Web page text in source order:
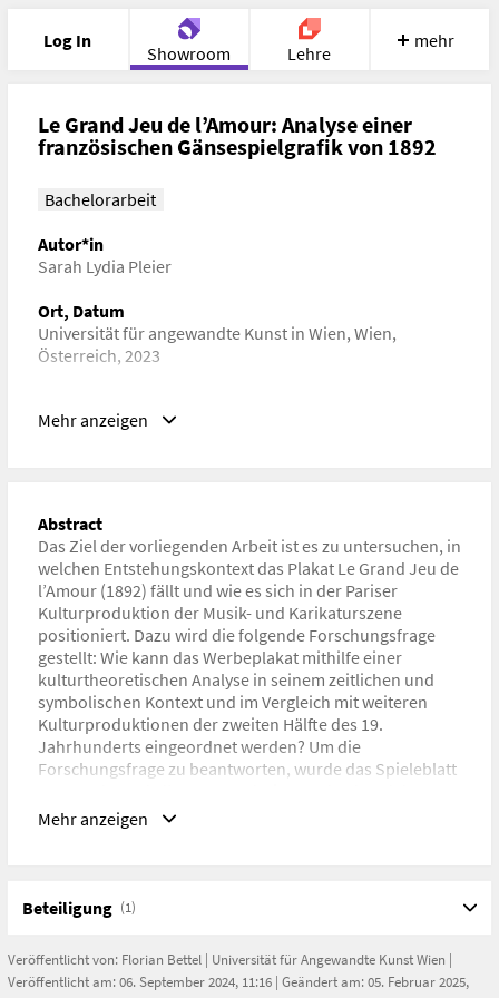
Log In
Showroom Lehre
Portfolio Image Cloud
mehr
Le Grand Jeu de l’Amour: Analyse einer
französischen Gänsespielgrafik von 1892
Bachelorarbeit
Autor*in
Sarah Lydia Pleier
Ort, Datum
Universität für angewandte Kunst in Wien, Wien,
Österreich, 2023
Kulturgeschichte, Kulturwissenschaft, Spielforschung
Mehr anzeigen
Abstract
Das Ziel der vorliegenden Arbeit ist es zu untersuchen, in
welchen Entstehungskontext das Plakat Le Grand Jeu de
l’Amour (1892) fällt und wie es sich in der Pariser
Kulturproduktion der Musik- und Karikaturszene
positioniert. Dazu wird die folgende Forschungsfrage
gestellt: Wie kann das Werbeplakat mithilfe einer
kulturtheoretischen Analyse in seinem zeitlichen und
symbolischen Kontext und im Vergleich mit weiteren
Kulturproduktionen der zweiten Hälfte des 19.
Jahrhunderts eingeordnet werden? Um die
Forschungsfrage zu beantworten, wurde das Spieleblatt
drei weitere Vergleiche durchgeführt: Es wurde, erstens,
eine Parallele zu dem satirischen Wochenblatt Le
französischen, bürgerlichen Ehefrau mit besonderen
Fokus auf die Frage der Scheidung von Ehe. Die
Prozessprotokoll der Gerichtsverhandlung gegen
Gustave Flaubert. In der Gerichtsverhandlung wird die
Mehr anzeigen
Beteiligung (1)
Veröffentlicht von: Florian Bettel| Universität für Angewandte Kunst Wien |
Veröffentlicht am: 06. September 2024, 11:16 | Geändert am: 05. Februar 2025,